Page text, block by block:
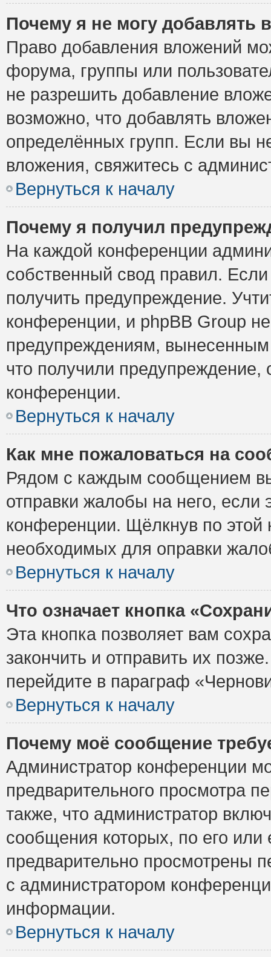
Почему я не могу добавлять
Право добавления вложений
форума, группы или
не разрешить добавление
возможно, что добавлять
определённых групп. Если вы
вложения, свяжитесь с
Вернуться к началу
Почему я получил
На каждой конференции
собственный свод правил.
получить предупреждение.
конференции, и phpBB Group
предупреждениям,
что получили предупреждение,
конференции.
Вернуться к началу
Как мне пожаловаться на
Рядом с каждым сообщением
отправки жалобы на него,
конференции. Щёлкнув по этой
необходимых для оправки
Вернуться к началу
Что означает кнопка
Эта кнопка позволяет вам
закончить и отправить их
перейдите в параграф
Вернуться к началу
Почему моё сообщение
Администратор конференции
предварительного просмотра
также, что администратор
сообщения которых, по его
предварительно просмотрены
с администратором
информации.
Вернуться к началу